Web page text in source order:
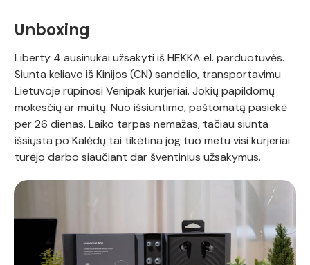
Unboxing
Liberty 4 ausinukai užsakyti iš HEKKA el. parduotuvės.
Siunta keliavo iš Kinijos (CN) sandėlio, transportavimu
Lietuvoje rūpinosi Venipak kurjeriai. Jokių papildomų
mokesčių ar muitų. Nuo išsiuntimo, paštomatą pasiekė
per 26 dienas. Laiko tarpas nemažas, tačiau siunta
išsiųsta po Kalėdų tai tikėtina jog tuo metu visi kurjeriai
turėjo darbo siaučiant dar šventinius užsakymus.